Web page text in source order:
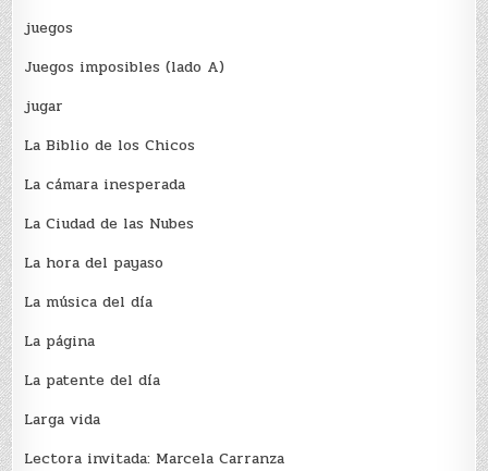
juegos
Juegos imposibles (lado A)
jugar
La Biblio de los Chicos
La cámara inesperada
La Ciudad de las Nubes
La hora del payaso
La música del día
La página
La patente del día
Larga vida
Lectora invitada: Marcela Carranza